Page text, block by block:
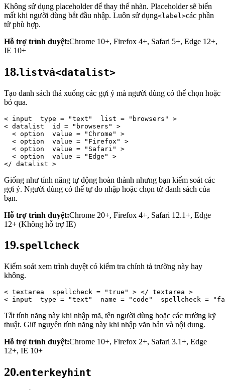
Không sử dụng placeholder để thay thế nhãn. Placeholder sẽ biến
mất khi người dùng bắt đầu nhập. Luôn sử dụng<label>các phần
tử phù hợp.
Hỗ trợ trình duyệt:Chrome 10+, Firefox 4+, Safari 5+, Edge 12+,
IE 10+
18.listvà<datalist>
Tạo danh sách thả xuống các gợi ý mà người dùng có thể chọn hoặc
bỏ qua.
< input type = "text" list = "browsers"
>
< datalist id = "browsers"
>
< option value = "Chrome"
>
< option value = "Firefox"
>
< option value = "Safari"
>
< option value = "Edge"
>
</ datalist >
Giống như tính năng tự động hoàn thành nhưng bạn kiểm soát các
gợi ý. Người dùng có thể tự do nhập hoặc chọn từ danh sách của
bạn.
Hỗ trợ trình duyệt:Chrome 20+, Firefox 4+, Safari 12.1+, Edge
12+ (Không hỗ trợ IE)
19.spellcheck
Kiểm soát xem trình duyệt có kiểm tra chính tả trường này hay
không.
< textarea spellcheck = "true" > </ textarea >
< input type = "text" name = "code" spellcheck =
Tắt tính năng này khi nhập mã, tên người dùng hoặc các trường kỹ
thuật. Giữ nguyên tính năng này khi nhập văn bản và nội dung.
Hỗ trợ trình duyệt:Chrome 10+, Firefox 2+, Safari 3.1+, Edge
12+, IE 10+
20.enterkeyhint